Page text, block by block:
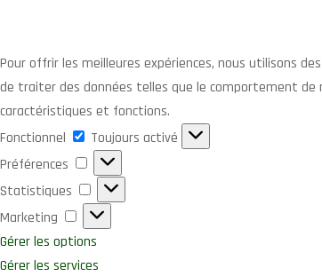
Pour offrir les meilleures expériences, nous utilisons
de traiter des données telles que le comportement
caractéristiques et fonctions.
Fonctionnel
Fonctionnel
Toujours activé
Préférences
Préférences
Statistiques
Statistiques
Marketing
Marketing
Gérer les options
Gérer les services